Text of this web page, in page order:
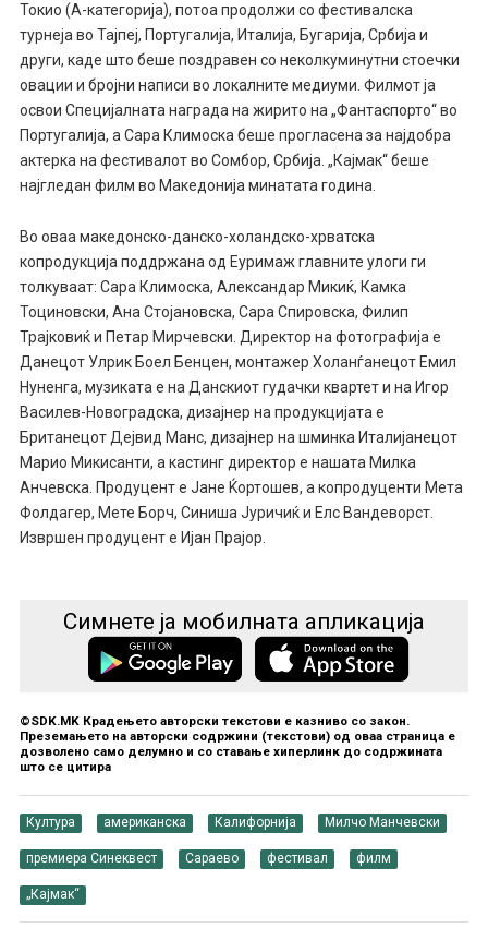
Токио (А-категорија), потоа продолжи со фестивалска
турнеја во Тајпеј, Португалија, Италија, Бугарија, Србија и
други, каде што беше поздравен со неколкуминутни стоечки
овации и бројни написи во локалните медиуми. Филмот ја
освои Специјалната награда на жирито на „Фантаспорто“ во
Португалија, а Сара Климоска беше прогласена за најдобра
актерка на фестивалот во Сомбор, Србија. „Кајмак“ беше
најгледан филм во Македонија минатата година.
Во оваа македонско-данско-холандско-хрватска
копродукција поддржана од Еуримаж главните улоги ги
толкуваат: Сара Климоска, Александар Микиќ, Камка
Тоциновски, Ана Стојановска, Сара Спировска, Филип
Трајковиќ и Петар Мирчевски. Директор на фотографија е
Данецот Улрик Боел Бенцен, монтажер Холанѓанецот Емил
Нуненга, музиката е на Данскиот гудачки квартет и на Игор
Василев-Новоградска, дизајнер на продукцијата е
Британецот Дејвид Манс, дизајнер на шминка Италијанецот
Марио Микисанти, а кастинг директор е нашата Милка
Анчевска. Продуцент е Јане Ќортошев, а копродуценти Мета
Фолдагер, Мете Борч, Синиша Јуричиќ и Елс Вандеворст.
Извршен продуцент е Ијан Прајор.
Симнете ја мобилната апликација
©SDK.MK Крадењето авторски текстови е казниво со закон.
Преземањето на авторски содржини (текстови) од оваа страница е
дозволено само делумно и со ставање хиперлинк до содржината
што се цитира
Култура американска Калифорнија Милчо Манчевски
премиера Синеквест Сараево фестивал филм
„Кајмак“